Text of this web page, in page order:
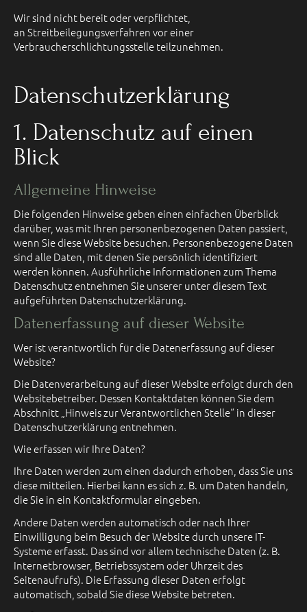
Wir sind nicht bereit oder verpflichtet,
an Streitbeilegungsverfahren vor einer
Verbraucherschlichtungsstelle teilzunehmen.
Datenschutz­erklärung
1. Datenschutz auf einen
Blick
Allgemeine Hinweise
Die folgenden Hinweise geben einen einfachen Überblick
darüber, was mit Ihren personenbezogenen Daten passiert,
wenn Sie diese Website besuchen. Personenbezogene Daten
sind alle Daten, mit denen Sie persönlich identifiziert
werden können. Ausführliche Informationen zum Thema
Datenschutz entnehmen Sie unserer unter diesem Text
aufgeführten Datenschutzerklärung.
Datenerfassung auf dieser Website
Wer ist verantwortlich für die Datenerfassung auf dieser
Website?
Die Datenverarbeitung auf dieser Website erfolgt durch den
Websitebetreiber. Dessen Kontaktdaten können Sie dem
Abschnitt „Hinweis zur Verantwortlichen Stelle“ in dieser
Datenschutzerklärung entnehmen.
Wie erfassen wir Ihre Daten?
Ihre Daten werden zum einen dadurch erhoben, dass Sie uns
diese mitteilen. Hierbei kann es sich z. B. um Daten handeln,
die Sie in ein Kontaktformular eingeben.
Andere Daten werden automatisch oder nach Ihrer
Einwilligung beim Besuch der Website durch unsere IT-
Systeme erfasst. Das sind vor allem technische Daten (z. B.
Internetbrowser, Betriebssystem oder Uhrzeit des
Seitenaufrufs). Die Erfassung dieser Daten erfolgt
automatisch, sobald Sie diese Website betreten.